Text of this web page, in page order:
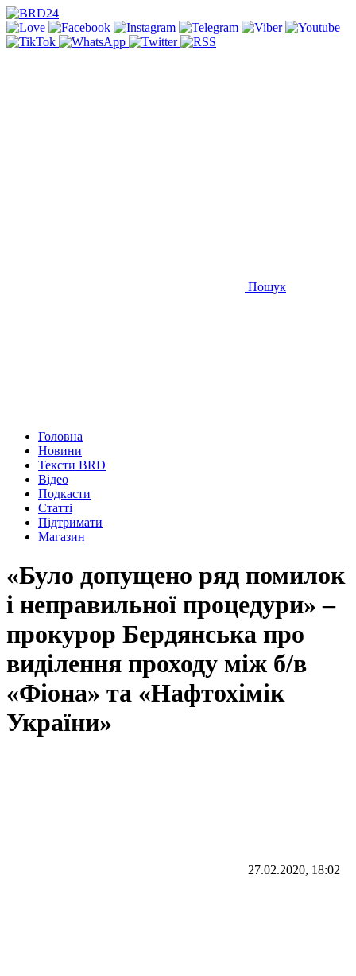
Пошук
Головна
Новини
Тексти BRD
Відео
Подкасти
Статті
Підтримати
Магазин
«Було допущено ряд помилок
і неправильної процедури» –
прокурор Бердянська про
виділення проходу між б/в
«Фіона» та «Нафтохімік
України»
27.02.2020, 18:02